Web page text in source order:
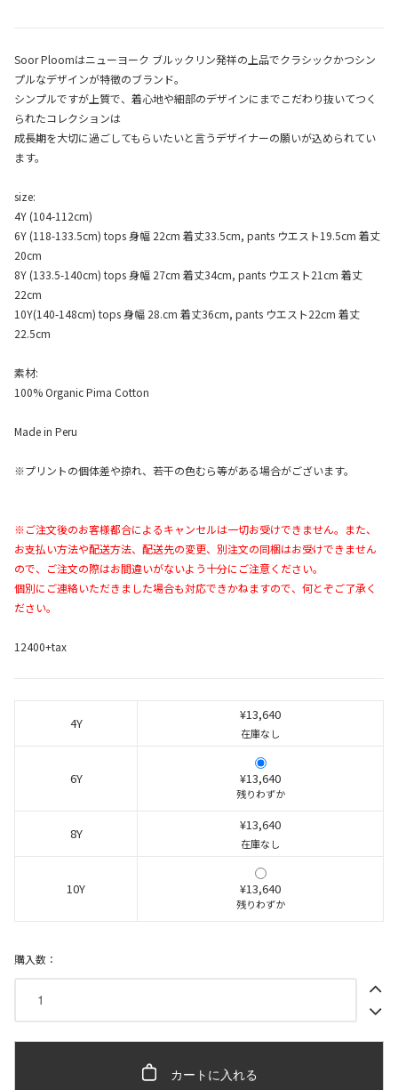
Soor Ploomはニューヨーク ブルックリン発祥の上品でクラシックかつシン
プルなデザインが特徴のブランド。
シンプルですが上質で、着心地や細部のデザインにまでこだわり抜いてつく
られたコレクションは
成長期を大切に過ごしてもらいたいと言うデザイナーの願いが込められてい
ます。
size:
4Y (104-112cm)
6Y (118-133.5cm) tops 身幅 22cm 着丈33.5cm, pants ウエスト19.5cm 着丈
20cm
8Y (133.5-140cm) tops 身幅 27cm 着丈34cm, pants ウエスト21cm 着丈
22cm
10Y(140-148cm) tops 身幅 28.cm 着丈36cm, pants ウエスト22cm 着丈
22.5cm
素材:
100% Organic Pima Cotton
Made in Peru
※プリントの個体差や掠れ、若干の色むら等がある場合がございます。
※ご注文後のお客様都合によるキャンセルは一切お受けできません。また、
お支払い方法や配送方法、配送先の変更、別注文の同梱はお受けできません
ので、ご注文の際はお間違いがないよう十分にご注意ください。
個別にご連絡いただきました場合も対応できかねますので、何とぞご了承く
ださい。
12400+tax
4Y
¥13,640
在庫なし
6Y ¥13,640
残りわずか
8Y
¥13,640
在庫なし
10Y ¥13,640
残りわずか
購入数：
カートに入れる